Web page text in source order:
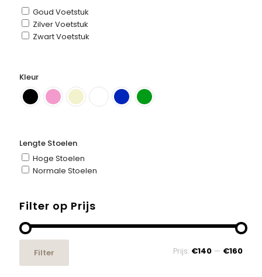
Goud Voetstuk
Zilver Voetstuk
Zwart Voetstuk
Kleur
Lengte Stoelen
Hoge Stoelen
Normale Stoelen
Filter op Prijs
Filter Prijs: €140 — €160